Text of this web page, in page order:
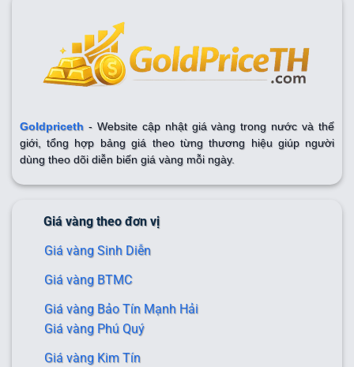
Goldpriceth- Website cập nhật giá vàng trong nước và thế
giới, tổng hợp bảng giá theo từng thương hiệu giúp người
dùng theo dõi diễn biến giá vàng mỗi ngày.
Giá vàng theo đơn vị
Giá vàng Sinh Diễn
Giá vàng BTMC
Giá vàng Bảo Tín Mạnh Hải
Giá vàng Phú Quý
Giá vàng Kim Tín